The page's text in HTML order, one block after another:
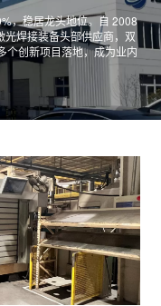
，稳居龙头地位。自 2008
焊接装备头部供应商，双
个创新项目落地，成为业内